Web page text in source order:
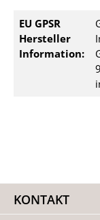
EU GPSR
Hersteller
Information:
KONTAKT